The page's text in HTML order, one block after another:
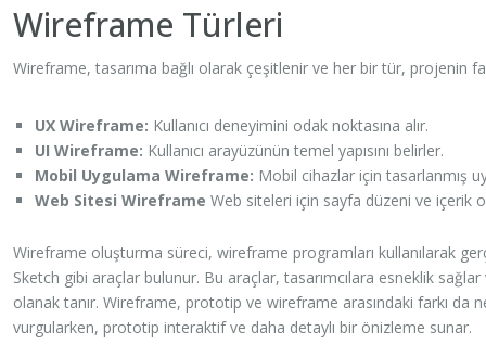
Wireframe Türleri
Wireframe, tasarıma bağlı olarak çeşitlenir ve her bir tür, projenin
UX Wireframe: Kullanıcı deneyimini odak noktasına alır.
UI Wireframe: Kullanıcı arayüzünün temel yapısını belirler.
Mobil Uygulama Wireframe: Mobil cihazlar için tasarlanmış
Web Sitesi Wireframe Web siteleri için sayfa düzeni ve içerik
Wireframe oluşturma süreci, wireframe programları kullanılarak
Sketch gibi araçlar bulunur. Bu araçlar, tasarımcılara esneklik
olanak tanır. Wireframe, prototip ve wireframe arasındaki farkı da
vurgularken, prototip interaktif ve daha detaylı bir önizleme sunar.